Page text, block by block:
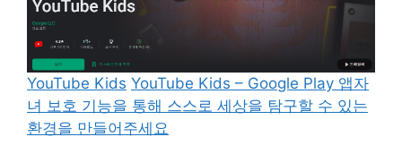
YouTube Kids YouTube Kids – Google Play 앱자
녀 보호 기능을 통해 스스로 세상을 탐구할 수 있는
환경을 만들어주세요